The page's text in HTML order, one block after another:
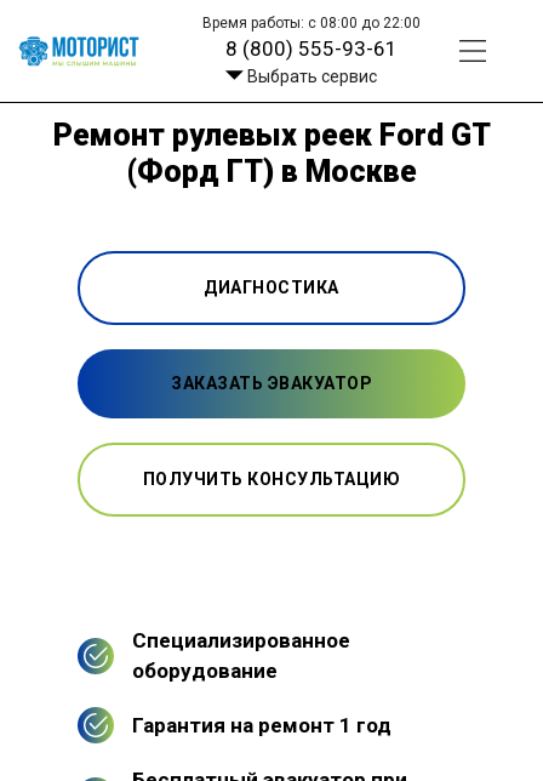
Время работы: с 08:00 до 22:00
8 (800) 555-93-61
Выбрать сервис
Ремонт рулевых реек Ford GT
(Форд ГТ) в Москве
ДИАГНОСТИКА
ЗАКАЗАТЬ ЭВАКУАТОР
ПОЛУЧИТЬ КОНСУЛЬТАЦИЮ
Специализированное
оборудование
Гарантия на ремонт 1 год